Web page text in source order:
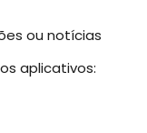
ou notícias
aplicativos: